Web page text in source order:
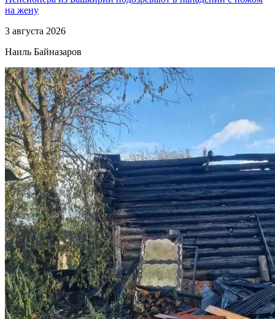
на жену
3 августа 2026
Наиль Байназаров